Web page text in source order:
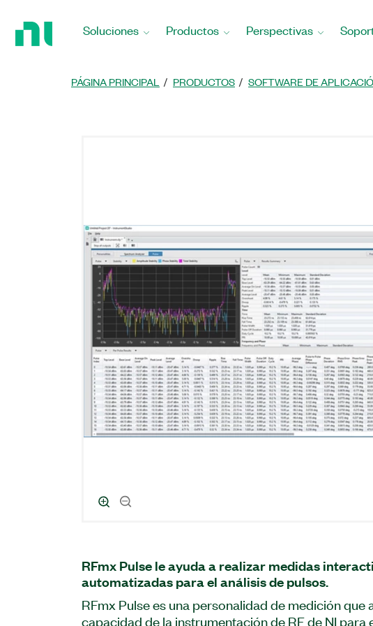
Soluciones Productos Perspectivas
PÁGINA PRINCIPAL PRODUCTOS SOFTWARE DE
RFmx Pulse le ayuda a realizar medidas
automatizadas para el análisis de pulsos.
RFmx Pulse es una personalidad de medición que
capacidad de la instrumentación de RF de NI para